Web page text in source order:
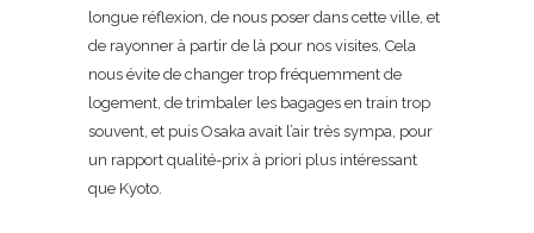
longue réflexion, de nous poser dans cette ville, et
de rayonner à partir de là pour nos visites. Cela
nous évite de changer trop fréquemment de
logement, de trimbaler les bagages en train trop
souvent, et puis Osaka avait l’air très sympa, pour
un rapport qualité-prix à priori plus intéressant
que Kyoto.